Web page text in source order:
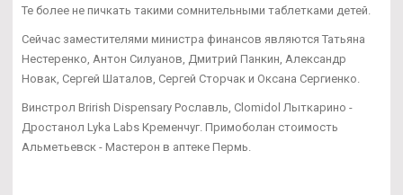
Те более не пичкать такими сомнительными таблетками детей.
Сейчас заместителями министра финансов являются Татьяна
Нестеренко, Антон Силуанов, Дмитрий Панкин, Александр
Новак, Сергей Шаталов, Сергей Сторчак и Оксана Сергиенко.
Винстрол Brirish Dispensary Рославль, Clomidol Лыткарино -
Дростанол Lyka Labs Кременчуг. Примоболан стоимость
Альметьевск - Мастерон в аптеке Пермь.